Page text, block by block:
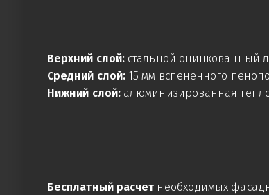
Верхний слой: стальной оцинкованный
Средний слой: 15 мм вспененного
Нижний слой:алюминизированная
Бесплатный расчет необходимых